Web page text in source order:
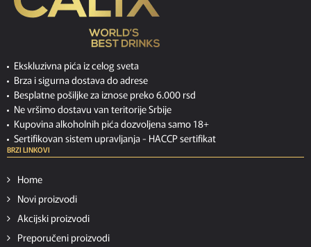
Ekskluzivna pića iz celog sveta
Brza i sigurna dostava do adrese
Besplatne pošiljke za iznose preko 6.000 rsd
Ne vršimo dostavu van teritorije Srbije
Kupovina alkoholnih pića dozvoljena samo 18+
Sertifikovan sistem upravljanja - HACCP sertifikat
BRZI LINKOVI
Home
Novi proizvodi
Akcijski proizvodi
Preporučeni proizvodi